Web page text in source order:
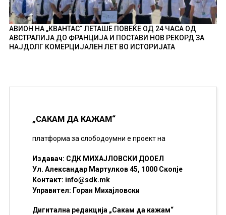
АВИОН НА „КВАНТАС“ ЛЕТАШЕ ПОВЕЌЕ ОД 24 ЧАСА ОД
АВСТРАЛИЈА ДО ФРАНЦИЈА И ПОСТАВИ НОВ РЕКОРД ЗА
НАЈДОЛГ КОМЕРЦИЈАЛЕН ЛЕТ ВО ИСТОРИЈАТА
„САКАМ ДА КАЖАМ“
платформа за слободоумни е проект на
Издавач: СДК МИХАЈЛОВСКИ ДООЕЛ
Ул. Александар Мартулков 45, 1000 Скопје
Контакт: info@sdk.mk
Управител: Горан Михајловски
Дигитална редакција „Сакам да кажам“